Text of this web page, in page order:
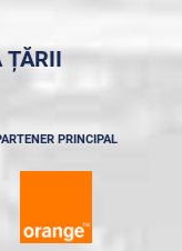
ȚĂRII
PRINCIPAL